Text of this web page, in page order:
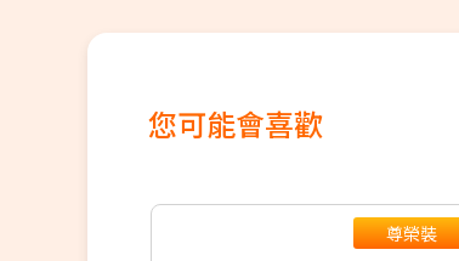
您可能會喜歡
尊榮裝